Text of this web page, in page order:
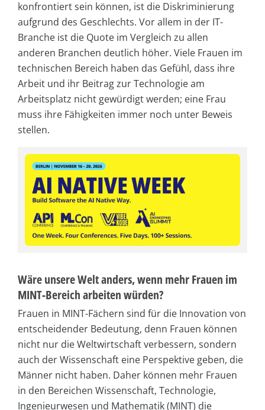
konfrontiert sein können, ist die Diskriminierung
aufgrund des Geschlechts. Vor allem in der IT-
Branche ist die Quote im Vergleich zu allen
anderen Branchen deutlich höher. Viele Frauen im
technischen Bereich haben das Gefühl, dass ihre
Arbeit und ihr Beitrag zur Technologie am
Arbeitsplatz nicht gewürdigt werden; eine Frau
muss ihre Fähigkeiten immer noch unter Beweis
stellen.
Wäre unsere Welt anders, wenn mehr Frauen im
MINT-Bereich arbeiten würden?
Frauen in MINT-Fächern sind für die Innovation von
entscheidender Bedeutung, denn Frauen können
nicht nur die Weltwirtschaft verbessern, sondern
auch der Wissenschaft eine Perspektive geben, die
Männer nicht haben. Daher können mehr Frauen
in den Bereichen Wissenschaft, Technologie,
Ingenieurwesen und Mathematik (MINT) die